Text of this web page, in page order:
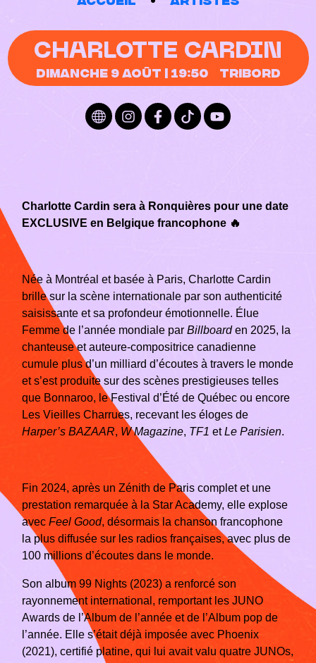
CHARLOTTE CARDIN
Dimanche 9 août | 19:50 Tribord
Charlotte Cardin sera à Ronquières pour une date
EXCLUSIVE en Belgique francophone 🔥
Née à Montréal et basée à Paris, Charlotte Cardin
brille sur la scène internationale par son authenticité
saisissante et sa profondeur émotionnelle. Élue
Femme de l’année mondiale parBillboarden 2025, la
chanteuse et auteure-compositrice canadienne
cumule plus d’un milliard d’écoutes à travers le monde
et s’est produite sur des scènes prestigieuses telles
que Bonnaroo, le Festival d’Été de Québec ou encore
Les Vieilles Charrues, recevant les éloges de
Harper’s BAZAAR, W Magazine, TF1 etLe Parisien.
Fin 2024, après un Zénith de Paris complet et une
prestation remarquée à la Star Academy, elle explose
avecFeel Good, désormais la chanson francophone
la plus diffusée sur les radios françaises, avec plus de
100 millions d’écoutes dans le monde.
Son album 99 Nights (2023) a renforcé son
rayonnement international, remportant les JUNO
Awards de l’Album de l’année et de l’Album pop de
l’année. Elle s’était déjà imposée avec Phoenix
(2021), certifié platine, qui lui avait valu quatre JUNOs,